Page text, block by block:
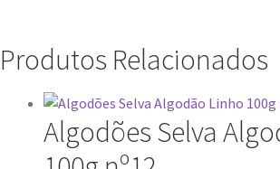
Produtos Relacionados
Algodões Selva